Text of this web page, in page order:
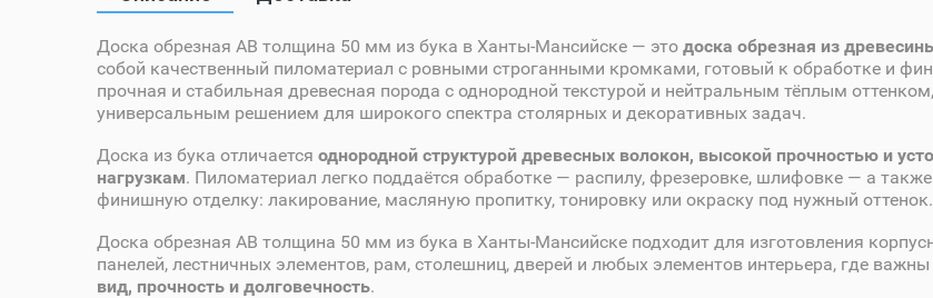
Доска обрезная AB толщина 50 мм из бука в Ханты-Мансийске — это доска обрезная из
собой качественный пиломатериал с ровными строганными кромками, готовый к обработке и
прочная и стабильная древесная порода с однородной текстурой и нейтральным тёплым
универсальным решением для широкого спектра столярных и декоративных задач.
Доска из бука отличается однородной структурой древесных волокон, высокой прочностью и
нагрузкам. Пиломатериал легко поддаётся обработке — распилу, фрезеровке, шлифовке — а
финишную отделку: лакирование, масляную пропитку, тонировку или окраску под нужный оттенок.
Доска обрезная AB толщина 50 мм из бука в Ханты-Мансийске подходит для изготовления
панелей, лестничных элементов, рам, столешниц, дверей и любых элементов интерьера, где важны
вид, прочность и долговечность.